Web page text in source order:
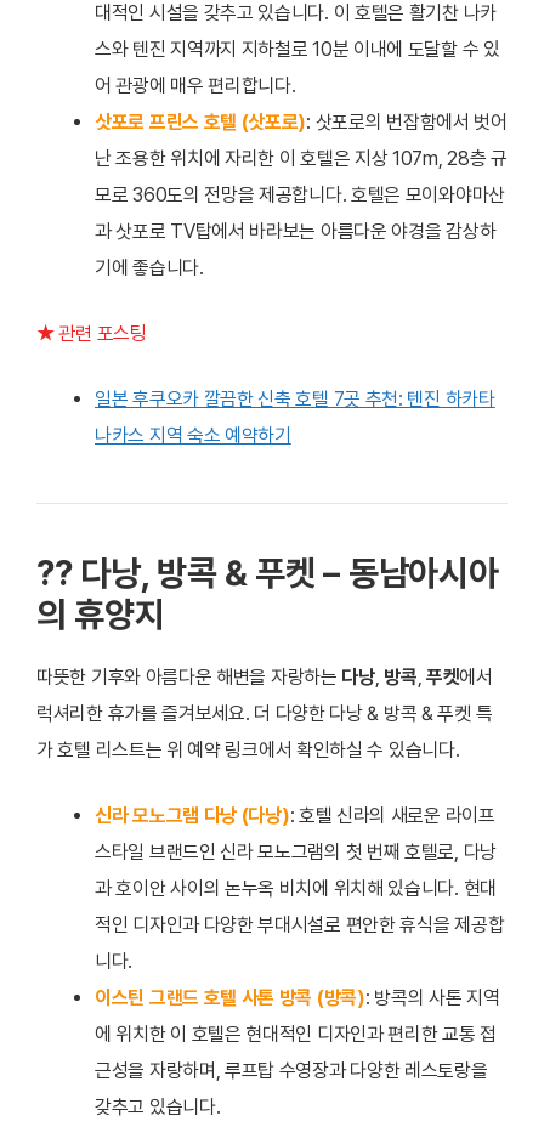
대적인 시설을 갖추고 있습니다. 이 호텔은 활기찬 나카
스와 텐진 지역까지 지하철로 10분 이내에 도달할 수 있
어 관광에 매우 편리합니다.
삿포로 프린스 호텔 (삿포로): 삿포로의 번잡함에서 벗어
난 조용한 위치에 자리한 이 호텔은 지상 107m, 28층 규
모로 360도의 전망을 제공합니다. 호텔은 모이와야마산
과 삿포로 TV탑에서 바라보는 아름다운 야경을 감상하
기에 좋습니다.
★ 관련 포스팅
일본 후쿠오카 깔끔한 신축 호텔 7곳 추천: 텐진 하카타
나카스 지역 숙소 예약하기
?? 다낭, 방콕 & 푸켓 – 동남아시아
의 휴양지
따뜻한 기후와 아름다운 해변을 자랑하는 다낭, 방콕,푸켓에서
럭셔리한 휴가를 즐겨보세요. 더 다양한 다낭 & 방콕 & 푸켓 특
가 호텔 리스트는 위 예약 링크에서 확인하실 수 있습니다.
신라 모노그램 다낭 (다낭): 호텔 신라의 새로운 라이프
스타일 브랜드인 신라 모노그램의 첫 번째 호텔로, 다낭
과 호이안 사이의 논누옥 비치에 위치해 있습니다. 현대
적인 디자인과 다양한 부대시설로 편안한 휴식을 제공합
니다.
이스틴 그랜드 호텔 사톤 방콕 (방콕): 방콕의 사톤 지역
에 위치한 이 호텔은 현대적인 디자인과 편리한 교통 접
근성을 자랑하며, 루프탑 수영장과 다양한 레스토랑을
갖추고 있습니다.